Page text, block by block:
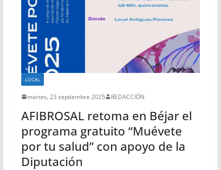
LOCAL
martes, 23 septiembre 2025 REDACCIÓN
AFIBROSAL retoma en Béjar el
programa gratuito “Muévete
por tu salud” con apoyo de la
Diputación